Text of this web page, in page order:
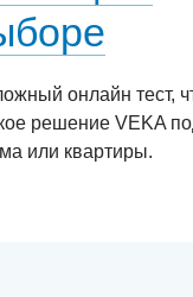
онлайн тест,
решение VEKA
или квартиры.